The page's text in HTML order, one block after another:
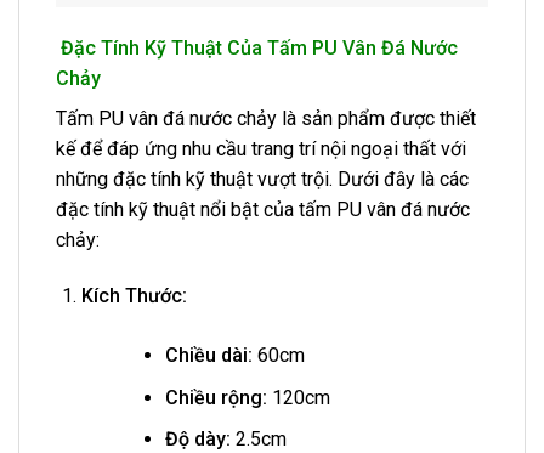
Đặc Tính Kỹ Thuật Của Tấm PU Vân Đá Nước
Chảy
Tấm PU vân đá nước chảy là sản phẩm được thiết
kế để đáp ứng nhu cầu trang trí nội ngoại thất với
những đặc tính kỹ thuật vượt trội. Dưới đây là các
đặc tính kỹ thuật nổi bật của tấm PU vân đá nước
chảy:
Kích Thước:
Chiều dài: 60cm
Chiều rộng: 120cm
Độ dày: 2.5cm